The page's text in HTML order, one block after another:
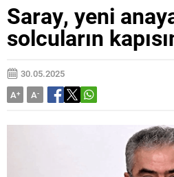
Saray, yeni
solcuların
30.05.2025
A+ A-